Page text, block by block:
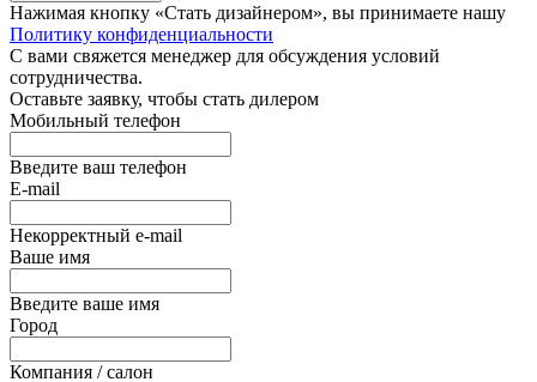
Нажимая кнопку «Стать дизайнером», вы принимаете нашу
Политику конфиденциальности
С вами свяжется менеджер для обсуждения условий
сотрудничества.
Оставьте заявку, чтобы стать дилером
Мобильный телефон
Введите ваш телефон
E-mail
Некорректный e-mail
Ваше имя
Введите ваше имя
Город
Компания / салон